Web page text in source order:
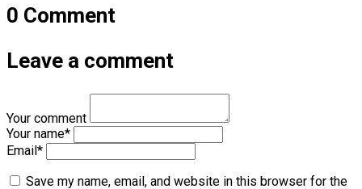
0 Comment
Leave a comment
Your comment
Your name*
Email *
Save my name, email, and website in this browser for the